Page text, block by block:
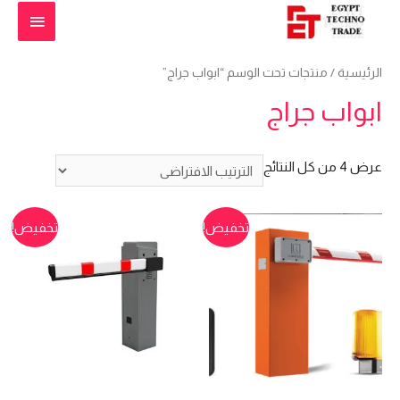
الرئيسية / منتجات تحت الوسم “ابواب جراج”
ابواب جراج
عرض ⁦4⁩ من كل النتائج
تخفيض! تخفيض!